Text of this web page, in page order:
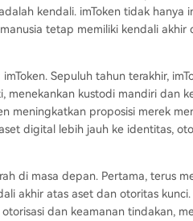
kendali. imToken tidak hanya
tetap memiliki kendali akhir
Sepuluh tahun terakhir,
menekankan kustodi mandiri dan
meningkatkan proposisi merek
digital lebih jauh ke identitas,
di masa depan. Pertama, terus
akhir atas aset dan otoritas kunci.
dan keamanan tindakan,